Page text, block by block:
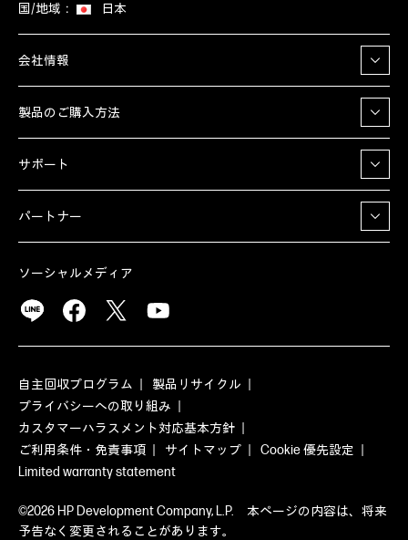
国/地域： 日本
会社情報
製品のご購入方法
サポート
パートナー
ソーシャルメディア
自主回収プログラム
製品リサイクル
プライバシーへの取り組み
カスタマーハラスメント対応基本方針
ご利用条件・免責事項
サイトマップ
Cookie 優先設定
Limited warranty statement
©2026 HP Development Company, L.P. 本ページの内容は、将来
予告なく変更されることがあります。